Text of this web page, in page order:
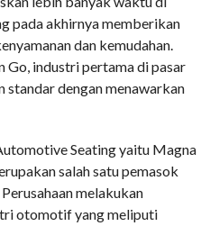
pada akhirnya memberikan
dan kemudahan.
Go, industri pertama di pasar
dengan menawarkan
Seating yaitu Magna
salah satu pemasok
melakukan
otomotif yang meliputi